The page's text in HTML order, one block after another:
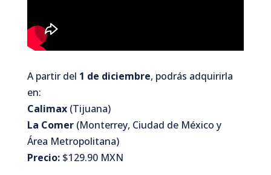
A partir del 1 de diciembre, podrás adquirirla
en:
Calimax(Tijuana)
La Comer(Monterrey, Ciudad de México y
Área Metropolitana)
Precio:$129.90 MXN